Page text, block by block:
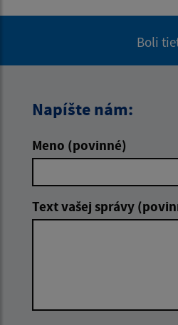
Boli
Napíšte nám:
Meno (povinné)
Text vašej správy